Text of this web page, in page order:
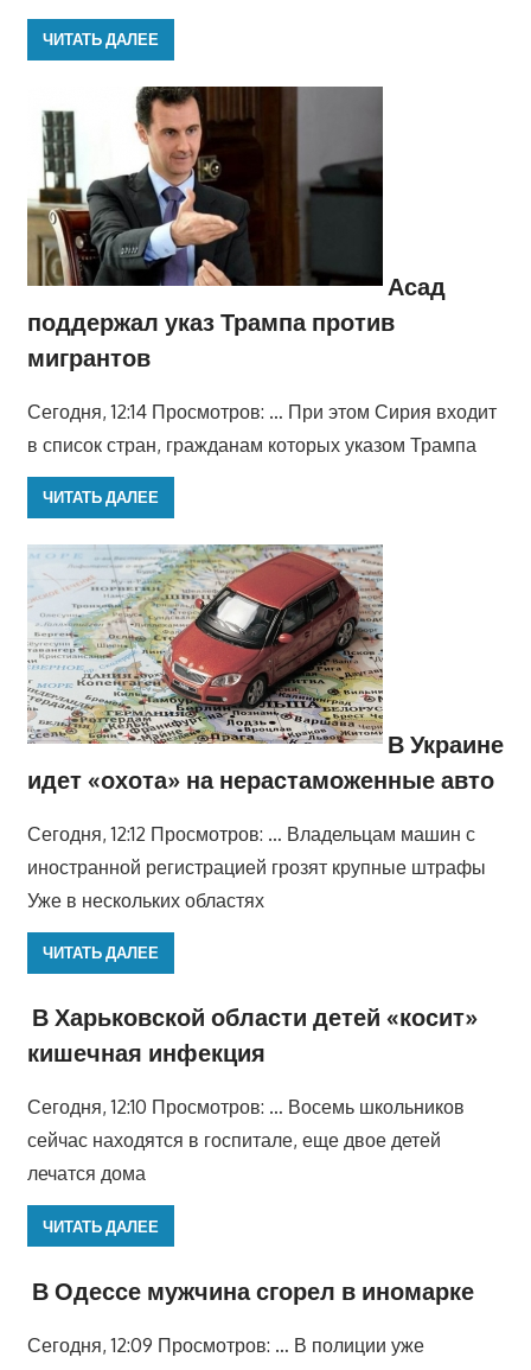
ЧИТАТЬ ДАЛЕЕ
Асад
поддержал указ Трампа против
мигрантов
Сегодня, 12:14 Просмотров: … При этом Сирия входит
в список стран, гражданам которых указом Трампа
ЧИТАТЬ ДАЛЕЕ
В Украине
идет «охота» на нерастаможенные авто
Сегодня, 12:12 Просмотров: … Владельцам машин с
иностранной регистрацией грозят крупные штрафы
Уже в нескольких областях
ЧИТАТЬ ДАЛЕЕ
В Харьковской области детей «косит»
кишечная инфекция
Сегодня, 12:10 Просмотров: … Восемь школьников
сейчас находятся в госпитале, еще двое детей
лечатся дома
ЧИТАТЬ ДАЛЕЕ
В Одессе мужчина сгорел в иномарке
Сегодня, 12:09 Просмотров: … В полиции уже